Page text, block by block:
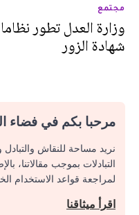
مجتمع
وزارة العدل تطور
شهادة الزور
مرحبا بكم في فضاء
نريد مساحة للنقاش
التبادلات بموجب مقالاتنا،
لمراجعة قواعد الاستخدام
اقرأ ميثاقنا